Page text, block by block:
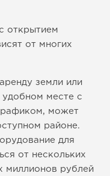
открытием
от многих
земли или
удобном месте с
может
районе.
для
от нескольких
миллионов рублей